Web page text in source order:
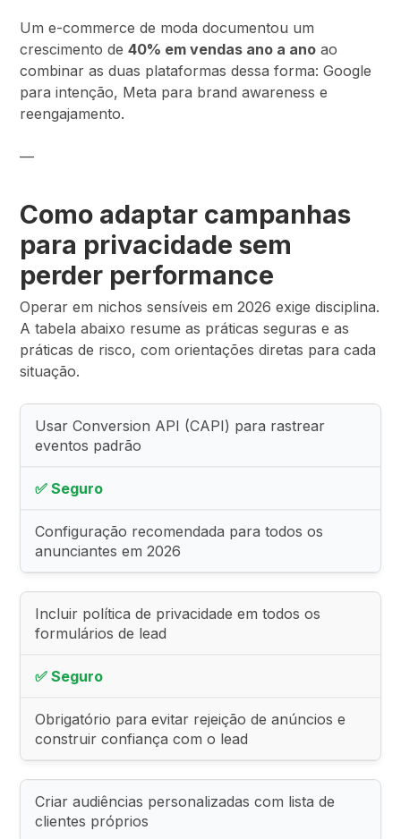
Um e-commerce de moda documentou um
crescimento de40% em vendas ano a ano ao
combinar as duas plataformas dessa forma: Google
para intenção, Meta para brand awareness e
reengajamento.
—
Como adaptar campanhas
para privacidade sem
perder performance
Operar em nichos sensíveis em 2026 exige disciplina.
A tabela abaixo resume as práticas seguras e as
práticas de risco, com orientações diretas para cada
situação.
Usar Conversion API (CAPI) para rastrear
eventos padrão
✅ Seguro
Configuração recomendada para todos os
anunciantes em 2026
Incluir política de privacidade em todos os
formulários de lead
✅ Seguro
Obrigatório para evitar rejeição de anúncios e
construir confiança com o lead
Criar audiências personalizadas com lista de
clientes próprios